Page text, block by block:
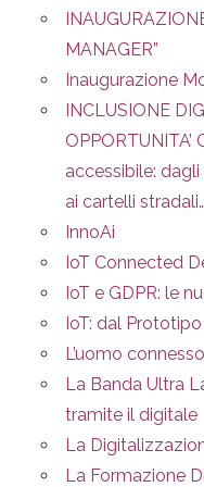
MANAGER”
Inaugurazione
INCLUSIONE
accessibile:
ai cartelli stradali…
InnoAi
IoT Connected
IoT e GDPR: le
IoT: dal
L’uomo
La Banda Ultra
tramite il digitale
La
La Formazione